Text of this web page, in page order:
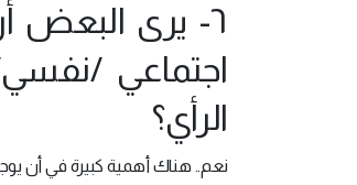
٦- يرى
اجتماعي /
الرأي؟
نعم.. هناك أهمية كبيرة في أن